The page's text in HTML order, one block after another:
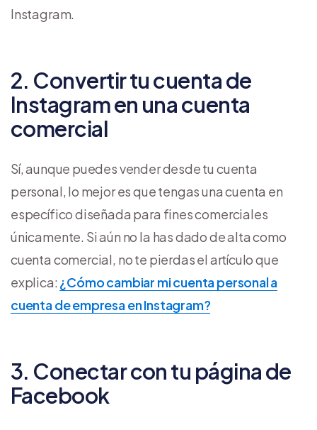
Instagram.
2. Convertir tu cuenta de
Instagram en una cuenta
comercial
Sí, aunque puedes vender desde tu cuenta
personal, lo mejor es que tengas una cuenta en
específico diseñada para fines comerciales
únicamente. Si aún no la has dado de alta como
cuenta comercial, no te pierdas el artículo que
explica: ¿Cómo cambiar mi cuenta personal a
cuenta de empresa en Instagram?
3. Conectar con tu página de
Facebook